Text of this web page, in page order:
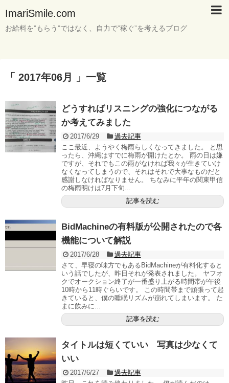
ImariSmile.com
お給料を”もらう”ではなく、自力で”稼ぐ”を考えるブログ
「 2017年06月 」一覧
どうすればリスニングの強化につながる
か考えてみました
2017/6/29
過去記事
ここ最近、ようやく梅雨らしくなってきました。 と思
ったら、沖縄はすでに梅雨が開けたとか。 雨の日は嫌
ですが、それでもこの雨がなければ我々が生きていけ
なくなってしまうので、それはそれで大事なものだと
感謝しなければなりません。 ちなみに平年の関東甲信
の梅雨明けは7月下旬...
記事を読む
BidMachineの有料版が公開されたので各
機能について解説
2017/6/28
過去記事
さて、早寝の味方でもあるBidMachineが有料化すると
いう話でしたが、昨日それが発表されました。 ヤフオ
クでオークション終了が一番盛り上がる時間帯が午後
10時から11時ぐらいです。 この時間帯まで頑張って起
きていると、僕の睡眠リズムが崩れてしまいます。 た
まに飲みに...
記事を読む
タイトルは短くていい 写真は少なくて
いい
2017/6/27
過去記事